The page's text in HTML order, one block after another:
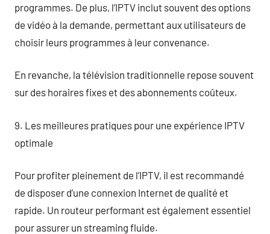
programmes. De plus, l’IPTV inclut souvent des options
de vidéo à la demande, permettant aux utilisateurs de
choisir leurs programmes à leur convenance.
En revanche, la télévision traditionnelle repose souvent
sur des horaires fixes et des abonnements coûteux.
9. Les meilleures pratiques pour une expérience IPTV
optimale
Pour profiter pleinement de l’IPTV, il est recommandé
de disposer d’une connexion Internet de qualité et
rapide. Un routeur performant est également essentiel
pour assurer un streaming fluide.